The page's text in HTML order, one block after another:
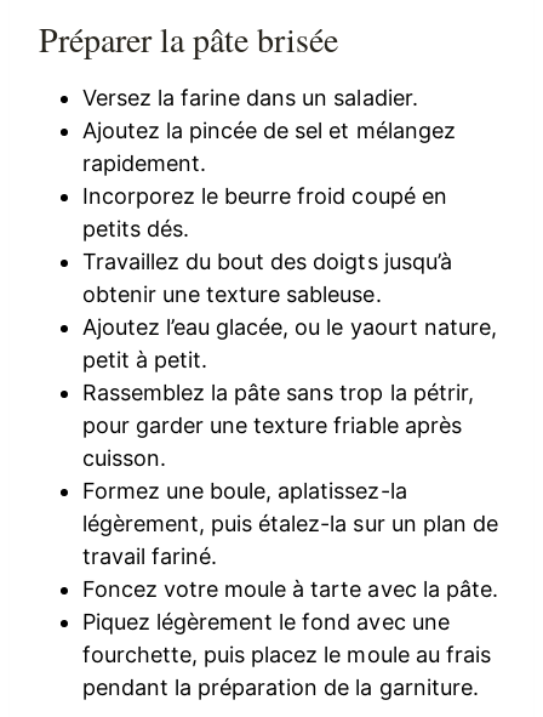
Préparer la pâte brisée
Versez la farine dans un saladier.
Ajoutez la pincée de sel et mélangez
rapidement.
Incorporez le beurre froid coupé en
petits dés.
Travaillez du bout des doigts jusqu’à
obtenir une texture sableuse.
Ajoutez l’eau glacée, ou le yaourt nature,
petit à petit.
Rassemblez la pâte sans trop la pétrir,
pour garder une texture friable après
cuisson.
Formez une boule, aplatissez-la
légèrement, puis étalez-la sur un plan de
travail fariné.
Foncez votre moule à tarte avec la pâte.
Piquez légèrement le fond avec une
fourchette, puis placez le moule au frais
pendant la préparation de la garniture.